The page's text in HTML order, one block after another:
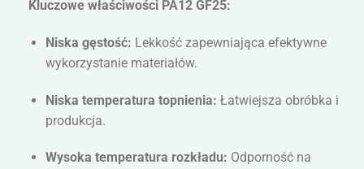
Kluczowe właściwości PA12 GF25:
Niska gęstość: Lekkość zapewniająca efektywne
wykorzystanie materiałów.
Niska temperatura topnienia: Łatwiejsza obróbka i
produkcja.
Wysoka temperatura rozkładu: Odporność na